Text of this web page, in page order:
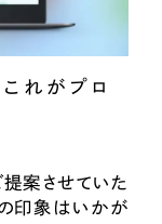
これがプロ
提案させていた
の印象はいかが